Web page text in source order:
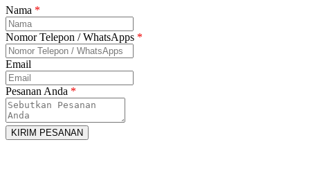
Nama *
Nomor Telepon / WhatsApps *
Email
Pesanan Anda *